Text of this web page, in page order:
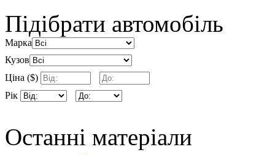
Підібрати автомобіль
Марка
Кузов
Ціна ($)
Рік
Останні матеріали